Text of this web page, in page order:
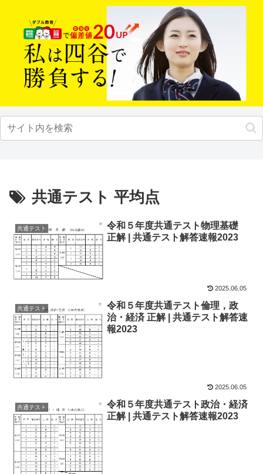
共通テスト 平均点
共通テスト
令和５年度共通テスト物理基礎
正解 | 共通テスト解答速報2023
2025.06.05
共通テスト
令和５年度共通テスト倫理，政
治・経済 正解 | 共通テスト解答速
報2023
2025.06.05
共通テスト
令和５年度共通テスト政治・経済
正解 | 共通テスト解答速報2023